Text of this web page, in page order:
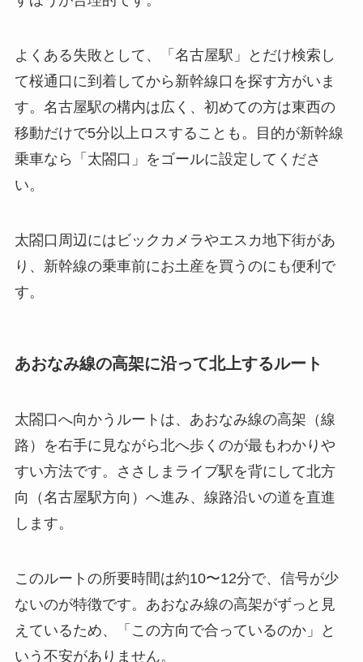
よくある失敗として、「名古屋駅」とだけ検索し
て桜通口に到着してから新幹線口を探す方がいま
す。名古屋駅の構内は広く、初めての方は東西の
移動だけで5分以上ロスすることも。目的が新幹線
乗車なら「太閤口」をゴールに設定してくださ
い。
太閤口周辺にはビックカメラやエスカ地下街があ
り、新幹線の乗車前にお土産を買うのにも便利で
す。
あおなみ線の高架に沿って北上するルート
太閤口へ向かうルートは、あおなみ線の高架（線
路）を右手に見ながら北へ歩くのが最もわかりや
すい方法です。ささしまライブ駅を背にして北方
向（名古屋駅方向）へ進み、線路沿いの道を直進
します。
このルートの所要時間は約10〜12分で、信号が少
ないのが特徴です。あおなみ線の高架がずっと見
えているため、「この方向で合っているのか」と
いう不安がありません。